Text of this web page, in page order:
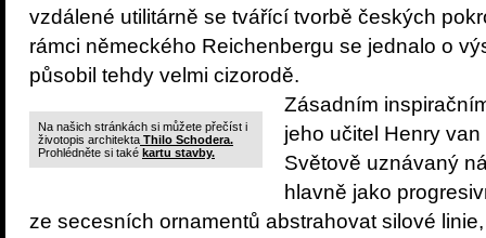
vzdálené utilitárně se tvářící tvorbě českých
rámci německého Reichenbergu se jednalo o
působil tehdy velmi cizorodě.
Na našich stránkách si můžete přečíst i
životopis architekta Thilo Schodera.
Prohlédněte si také kartu stavby.
Zásadním
jeho učitel Henry
Světově uznávaný
hlavně jako
ze secesních ornamentů abstrahovat silové